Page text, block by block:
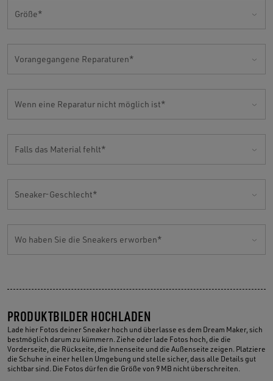
Größe
Vorangegangene Reparaturen
Wenn eine Reparatur nicht möglich ist
Falls das Material fehlt
Sneaker-Geschlecht
Wo haben Sie die Sneakers erworben
PRODUKTBILDER HOCHLADEN
Lade hier Fotos deiner Sneaker hoch und überlasse es dem Dream Maker, sich
bestmöglich darum zu kümmern. Ziehe oder lade Fotos hoch, die die
Vorderseite, die Rückseite, die Innenseite und die Außenseite zeigen. Platziere
die Schuhe in einer hellen Umgebung und stelle sicher, dass alle Details gut
sichtbar sind. Die Fotos dürfen die Größe von 9 MB nicht überschreiten.